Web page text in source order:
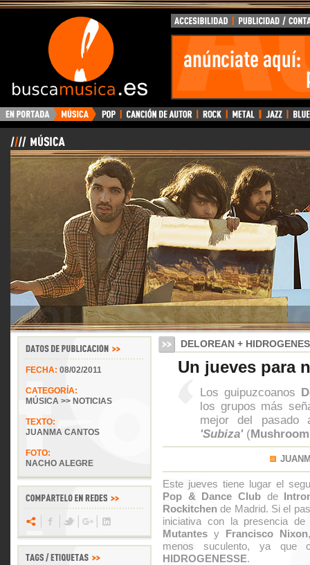
BuscaMusica.es
FECHA: 08/02/2011
CATEGORÍA:
MÚSICA >> NOTICIAS
TEXTO:
JUANMA CANTOS
FOTO:
NACHO ALEGRE
DELOREAN +
Un jueves para
Los guipuzcoanos
los grupos más
mejor del pasado
'Subiza'(
Este jueves tiene lugar el
Pop & Dance Club de
Rockitchen de Madrid. Si el
iniciativa con la presencia
Mutantes y Francisco Nixon
menos suculento, ya que
HIDROGENESSE.